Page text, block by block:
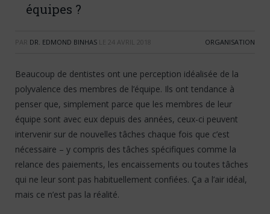
équipes ?
PAR DR. EDMOND BINHAS LE 24 AVRIL 2018 ORGANISATION
Beaucoup de dentistes ont une perception idéalisée de la
polyvalence des membres de l’équipe. Ils ont tendance à
penser que, simplement parce que les membres de leur
équipe sont avec eux depuis des années, ceux-ci peuvent
intervenir sur de nouvelles tâches chaque fois que c’est
nécessaire – y compris des tâches spécifiques comme la
relance des paiements, les encaissements ou toutes tâches
qui ne leur sont pas habituellement confiées. Ça a l’air idéal,
mais ce n’est pas la réalité.